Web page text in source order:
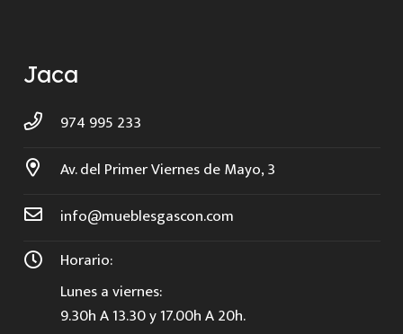
Jaca
974 995 233
Av. del Primer Viernes de Mayo, 3
info@mueblesgascon.com
Horario:
Lunes a viernes:
9.30h A 13.30 y 17.00h A 20h.